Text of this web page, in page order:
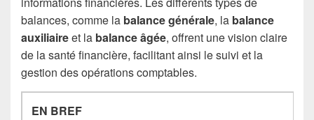
balances, comme la balance générale, la balance
auxiliaireet la balance âgée, offrent une vision claire
de la santé financière, facilitant ainsi le suivi et la
gestion des opérations comptables.
EN BREF